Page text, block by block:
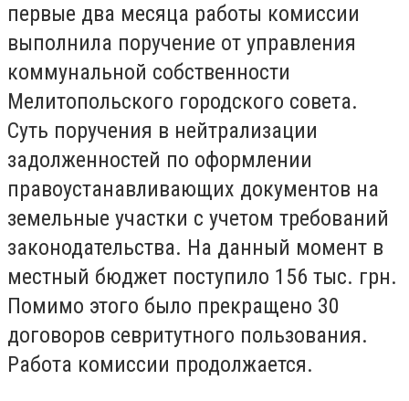
первые два месяца работы комиссии
выполнила поручение от управления
коммунальной собственности
Мелитопольского городского совета.
Суть поручения в нейтрализации
задолженностей по оформлении
правоустанавливающих документов на
земельные участки с учетом требований
законодательства. На данный момент в
местный бюджет поступило 156 тыс. грн.
Помимо этого было прекращено 30
договоров севритутного пользования.
Работа комиссии продолжается.